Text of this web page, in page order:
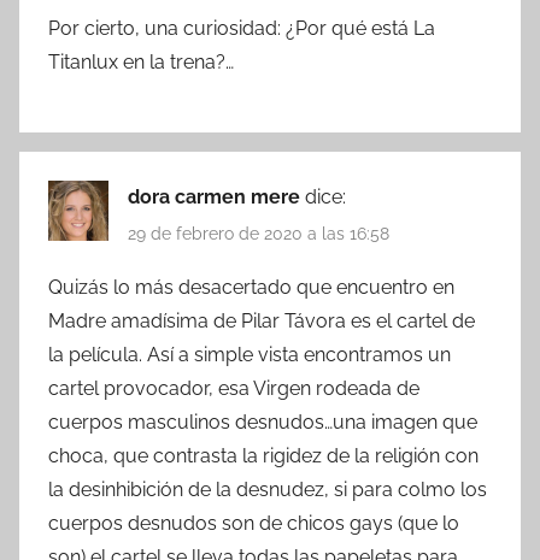
Por cierto, una curiosidad: ¿Por qué está La
Titanlux en la trena?…
dora carmen mere dice:
29 de febrero de 2020 a las 16:58
Quizás lo más desacertado que encuentro en
Madre amadísima de Pilar Távora es el cartel de
la película. Así a simple vista encontramos un
cartel provocador, esa Virgen rodeada de
cuerpos masculinos desnudos…una imagen que
choca, que contrasta la rigidez de la religión con
la desinhibición de la desnudez, si para colmo los
cuerpos desnudos son de chicos gays (que lo